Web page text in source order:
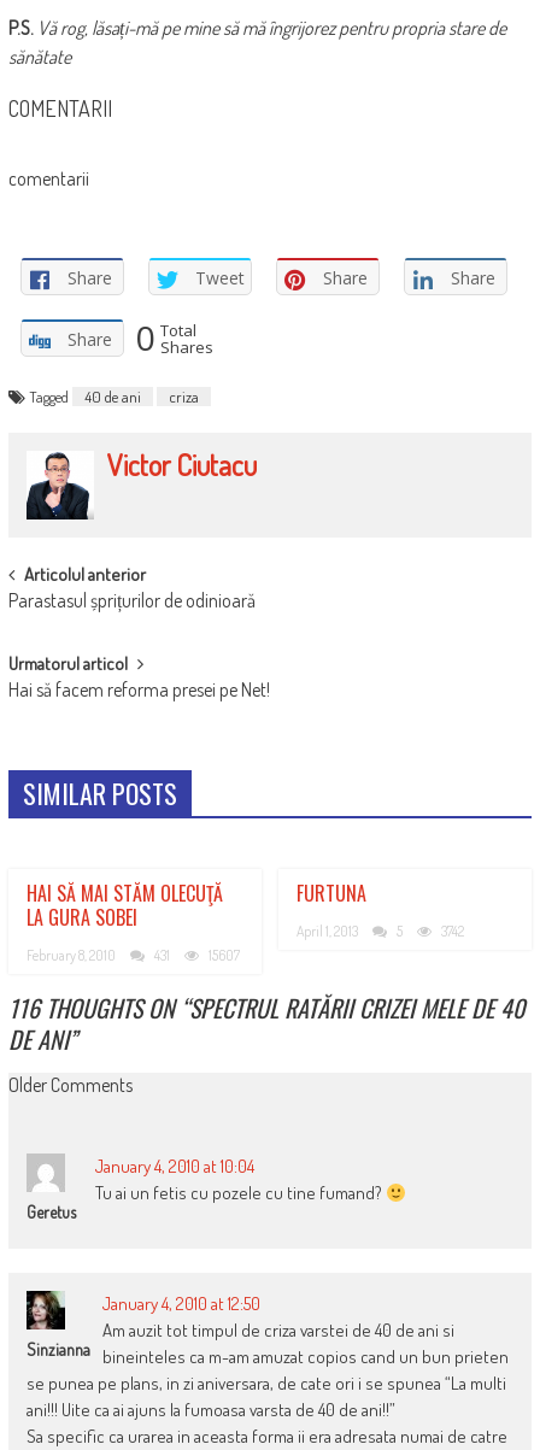
P.S. Vă rog, lăsați-mă pe mine să mă îngrijorez pentru propria stare de
sănătate
COMENTARII
comentarii
Share Tweet Share Share
Share 0 Total
Shares
Tagged 40 de ani criza
Victor Ciutacu
POST
NAVIGATION
Articolul anterior
Parastasul șprițurilor de odinioară
Urmatorul articol
Hai să facem reforma presei pe Net!
SIMILAR POSTS
HAI SĂ MAI STĂM OLECUŢĂ
LA GURA SOBEI
February 8, 2010 431 15607
FURTUNA
April 1, 2013 5 3742
116 THOUGHTS ON “SPECTRUL RATĂRII CRIZEI MELE DE 40
DE ANI”
COMMENT
Older Comments
Geretus
January 4, 2010 at 10:04
Tu ai un fetis cu pozele cu tine fumand?
Sinzianna
January 4, 2010 at 12:50
Am auzit tot timpul de criza varstei de 40 de ani si
bineinteles ca m-am amuzat copios cand un bun prieten
se punea pe plans, in zi aniversara, de cate ori i se spunea “La multi
ani!!! Uite ca ai ajuns la fumoasa varsta de 40 de ani!!”
Sa specific ca urarea in aceasta forma ii era adresata numai de catre